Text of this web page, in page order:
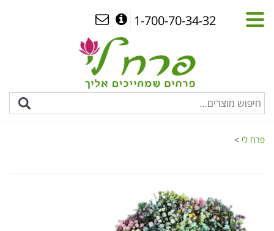
1-700-70-34-32
פרח לי >